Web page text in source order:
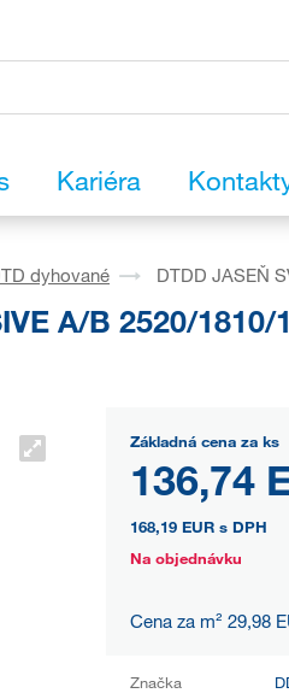
Kariéra
dyhované DTDD JASEŇ
A/B 2520/1810/
Základná cena za ks
136,74
168,19 EUR s DPH
Na objednávku
Cena za m² 29,98
Značka